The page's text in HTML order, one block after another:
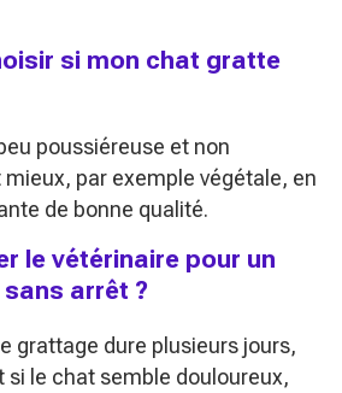
si mon chat gratte
poussiéreuse et non
par exemple végétale, en
de bonne qualité.
le vétérinaire pour un
arrêt ?
grattage dure plusieurs jours,
le chat semble douloureux,